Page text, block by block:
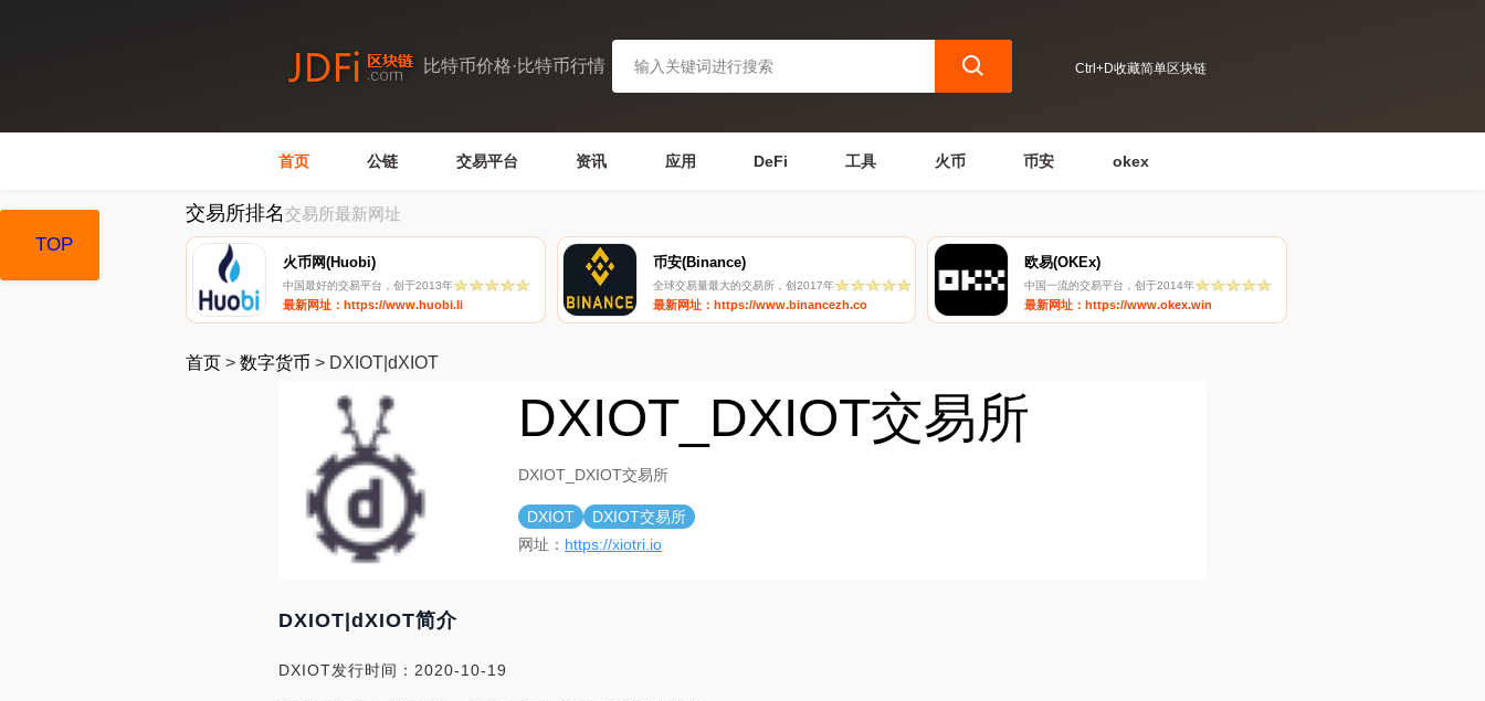
比特币价格·比特币行情 Ctrl+D收藏简单区块链
首页 公链 交易平台 资讯 应用 DeFi 工具 火币 币安 okex
交易所排名交易所最新网址
火币网(Huobi)
中国最好的交易平台，创于2013年
最新网址：https://www.huobi.li
币安(Binance)
全球交易量最大的交易所，创2017年
最新网址：https://www.binancezh.co
欧易(OKEx)
中国一流的交易平台，创于2014年
最新网址：https://www.okex.win
首页 > 数字货币 > DXIOT|dXIOT
DXIOT_DXIOT交易所
DXIOT_DXIOT交易所
DXIOT
DXIOT交易所
网址： https://xiotri.io
DXIOT|dXIOT简介
DXIOT发行时间：2020-10-19
TOP
TOP